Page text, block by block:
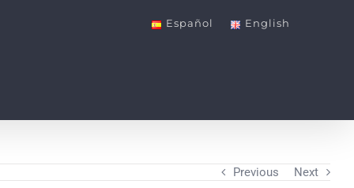
Español English
Previous Next